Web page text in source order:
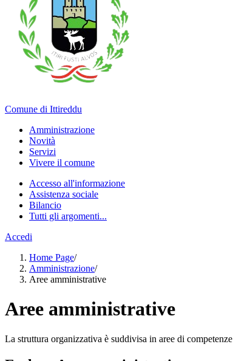
Comune di Ittireddu
Amministrazione
Novità
Servizi
Vivere il comune
Accesso all'informazione
Assistenza sociale
Bilancio
Tutti gli argomenti...
Accedi
Home Page/
Amministrazione/
Aree amministrative
Aree amministrative
La struttura organizzativa è suddivisa in aree di